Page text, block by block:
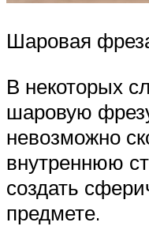
Шаровая
В некоторых
шаровую
невозможно
внутреннюю
создать
предмете.